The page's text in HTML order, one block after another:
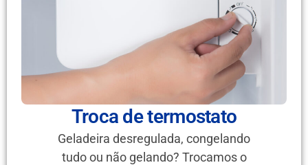
Troca de termostato
Geladeira desregulada, congelando
tudo ou não gelando? Trocamos o